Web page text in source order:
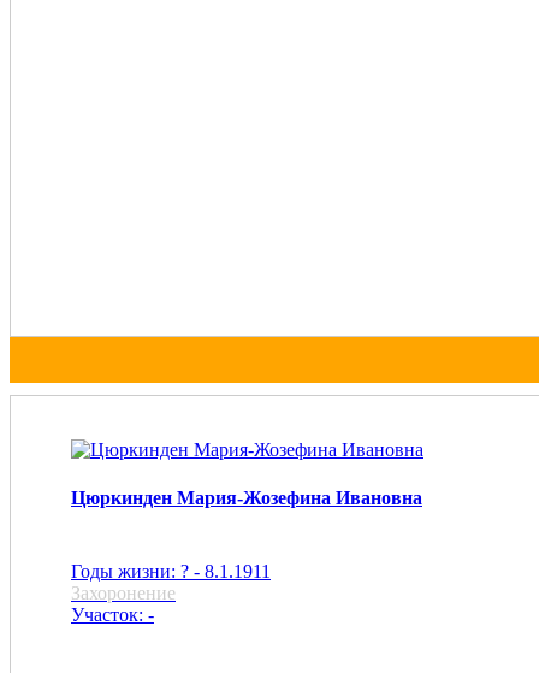
Цюркинден Мария-Жозефина Ивановна
Годы жизни: ? - 8.1.1911
Захоронение
Участок: -